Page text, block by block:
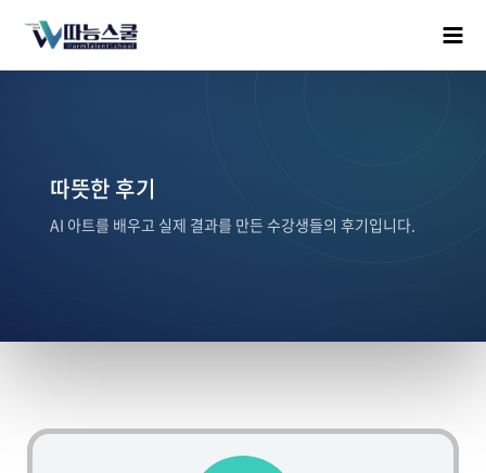
따뜻한 후기
AI 아트를 배우고 실제 결과를 만든 수강생들의 후기입니다.